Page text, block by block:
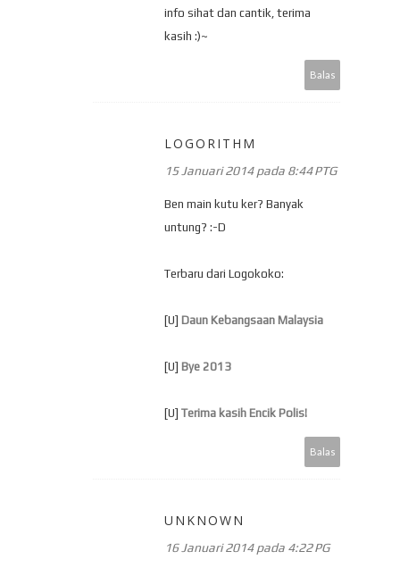
info sihat dan cantik, terima
kasih :)~
Balas
LOGORITHM
15 Januari 2014 pada 8:44 PTG
Ben main kutu ker? Banyak
untung? :-D
Terbaru dari Logokoko:
[U] Daun Kebangsaan Malaysia
[U] Bye 2013
[U] Terima kasih Encik Polis!
Balas
UNKNOWN
16 Januari 2014 pada 4:22 PG